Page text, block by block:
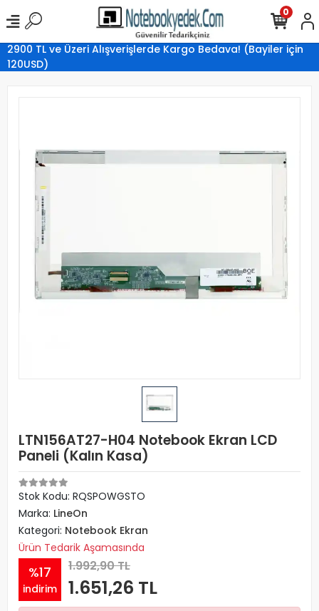
2900 TL ve Üzeri Alışverişlerde Kargo Bedava! (Bayiler için
120USD)
0
LTN156AT27-H04 Notebook Ekran LCD
Paneli (Kalın Kasa)
Stok Kodu: RQSPOWGSTO
Marka: LineOn
Kategori: Notebook Ekran
Ürün Tedarik Aşamasında
%17
indirim
1.992,90 TL
1.651,26 TL